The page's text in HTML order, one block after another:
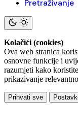
Pretraživanje
Kolačići (cookies)
Ova web stranica
osnovne funkcije i
razumjeti kako
prikazivanje
Prihvati sve